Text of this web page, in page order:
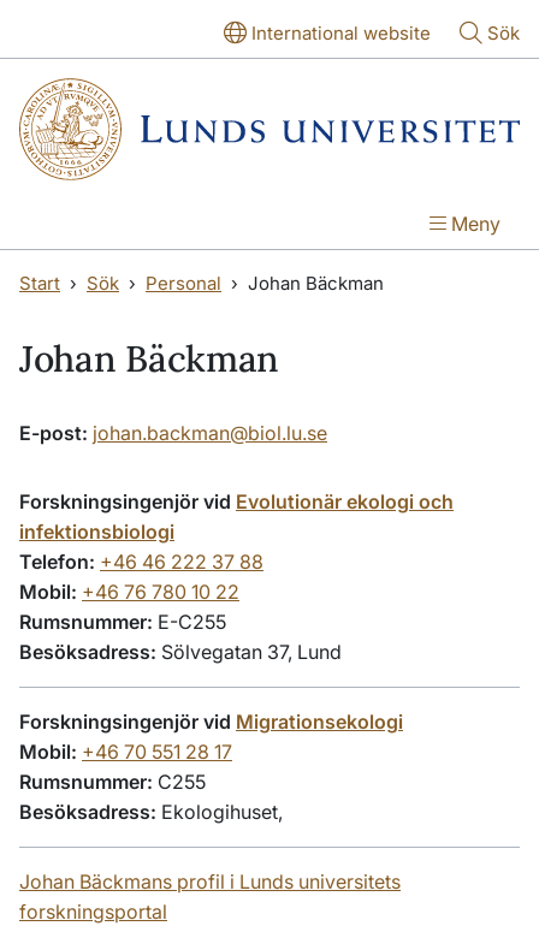
International website Sök
Meny
Start Sök Personal Johan Bäckman
Johan Bäckman
E-post: johan.backman@biol.lu.se
Forskningsingenjör vid Evolutionär ekologi och
infektionsbiologi
Telefon: +46 46 222 37 88
Mobil: +46 76 780 10 22
Rumsnummer: E-C255
Besöksadress: Sölvegatan 37, Lund
Forskningsingenjör vid Migrationsekologi
Mobil: +46 70 551 28 17
Rumsnummer: C255
Besöksadress: Ekologihuset,
Johan Bäckmans profil i Lunds universitets
forskningsportal